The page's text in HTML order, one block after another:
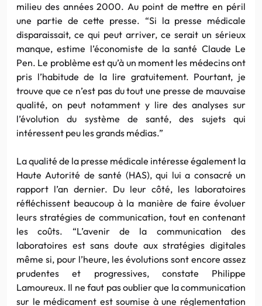
milieu des années 2000. Au point de mettre en péril
une partie de cette presse. “Si la presse médicale
disparaissait, ce qui peut arriver, ce serait un sérieux
manque, estime l’économiste de la santé Claude Le
Pen. Le problème est qu’à un moment les médecins ont
pris l’habitude de la lire gratuitement. Pourtant, je
trouve que ce n’est pas du tout une presse de mauvaise
qualité, on peut notamment y lire des analyses sur
l’évolution du système de santé, des sujets qui
intéressent peu les grands médias.”
La qualité de la presse médicale intéresse également la
Haute Autorité de santé (HAS), qui lui a consacré un
rapport l’an dernier. Du leur côté, les laboratoires
réfléchissent beaucoup à la manière de faire évoluer
leurs stratégies de communication, tout en contenant
les coûts. “L’avenir de la communication des
laboratoires est sans doute aux stratégies digitales
même si, pour l’heure, les évolutions sont encore assez
prudentes et progressives, constate Philippe
Lamoureux. Il ne faut pas oublier que la communication
sur le médicament est soumise à une réglementation